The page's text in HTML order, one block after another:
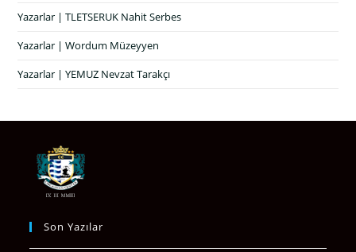
Yazarlar | TLETSERUK Nahit Serbes
Yazarlar | Wordum Müzeyyen
Yazarlar | YEMUZ Nevzat Tarakçı
Son Yazılar